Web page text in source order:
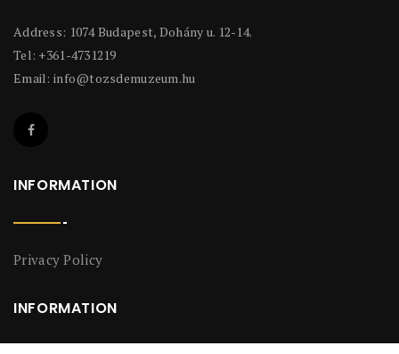
Address: 1074 Budapest, Dohány u. 12-14.
Tel: +361-4731219
Email: info@tozsdemuzeum.hu
INFORMATION
Privacy Policy
INFORMATION